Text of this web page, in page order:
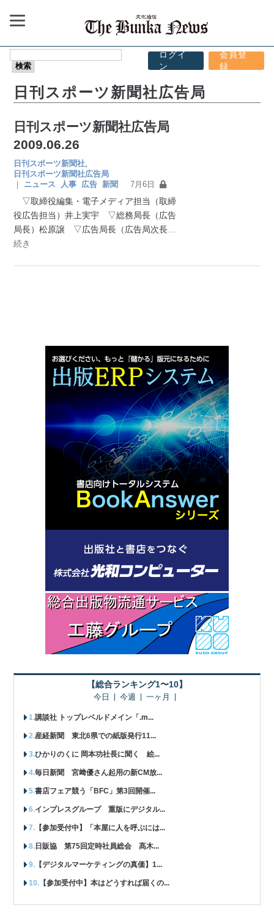
ログイ
ン
会員登
録
日刊スポーツ新聞社広告局
日刊スポーツ新聞社広告局
2009.06.26
日刊スポーツ新聞社
日刊スポーツ新聞社広告局
｜
ニュース 人事 広告 新聞 7月6日
▽取締役編集・電子メディア担当（取締
役広告担当）井上実宇 ▽総務局長（広告
局長）松原譲 ▽広告局長（広告局次長
続き
【総合ランキング1〜10】
今日 今週 一ヶ月
講談社 トップレベルドメイン「.m...
産経新聞 東北6県での紙版発行11...
ひかりのくに 岡本功社長に聞く 絵...
毎日新聞 宮﨑優さん起用の新CM放...
書店フェア競う「BFC」第3回開催...
インプレスグループ 重版にデジタル...
【参加受付中】「本屋に人を呼ぶには...
日販協 第75回定時社員総会 髙木...
【デジタルマーケティングの真価】1...
【参加受付中】本はどうすれば届くの...